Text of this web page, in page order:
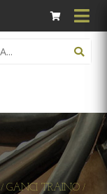
/GANCI TRAINO /